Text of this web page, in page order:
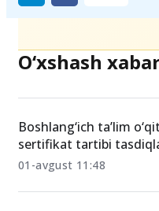
O‘xshash
Boshlang‘ich ta’lim
sertifikat tartibi
01-avgust 11:48